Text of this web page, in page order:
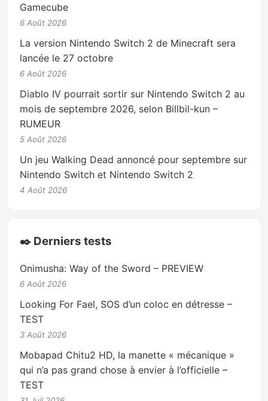
Gamecube
6 Août 2026
La version Nintendo Switch 2 de Minecraft sera
lancée le 27 octobre
6 Août 2026
Diablo IV pourrait sortir sur Nintendo Switch 2 au
mois de septembre 2026, selon Billbil-kun –
RUMEUR
5 Août 2026
Un jeu Walking Dead annoncé pour septembre sur
Nintendo Switch et Nintendo Switch 2
4 Août 2026
✒️ Derniers tests
Onimusha: Way of the Sword – PREVIEW
6 Août 2026
Looking For Fael, SOS d’un coloc en détresse –
TEST
3 Août 2026
Mobapad Chitu2 HD, la manette « mécanique »
qui n’a pas grand chose à envier à l’officielle –
TEST